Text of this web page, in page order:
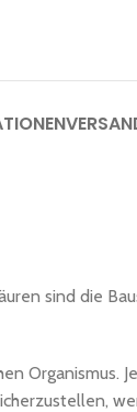
sind die